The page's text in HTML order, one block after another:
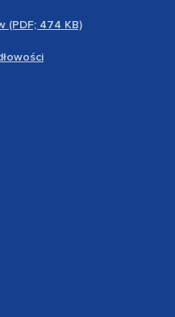
(PDF; 474 KB)